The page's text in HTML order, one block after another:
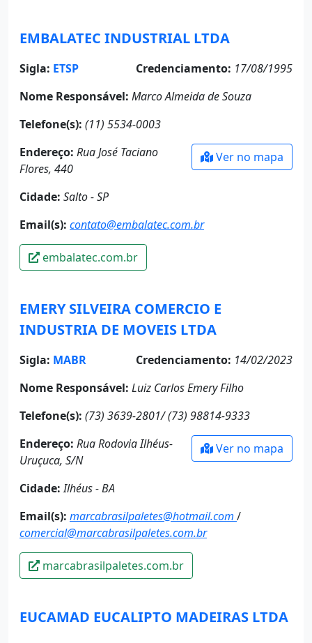
EMBALATEC INDUSTRIAL LTDA
Sigla: ETSP Credenciamento: 17/08/1995
Nome Responsável: Marco Almeida de Souza
Telefone(s): (11) 5534-0003
Endereço: Rua José Taciano
Flores, 440
Cidade: Salto - SP
Ver no mapa
Email(s): contato@embalatec.com.br
embalatec.com.br
EMERY SILVEIRA COMERCIO E
INDUSTRIA DE MOVEIS LTDA
Sigla: MABR Credenciamento: 14/02/2023
Nome Responsável: Luiz Carlos Emery Filho
Telefone(s): (73) 3639-2801/ (73) 98814-9333
Endereço: Rua Rodovia Ilhéus-
Uruçuca, S/N
Cidade: Ilhéus - BA
Ver no mapa
Email(s): marcabrasilpaletes@hotmail.com /
comercial@marcabrasilpaletes.com.br
marcabrasilpaletes.com.br
EUCAMAD EUCALIPTO MADEIRAS LTDA